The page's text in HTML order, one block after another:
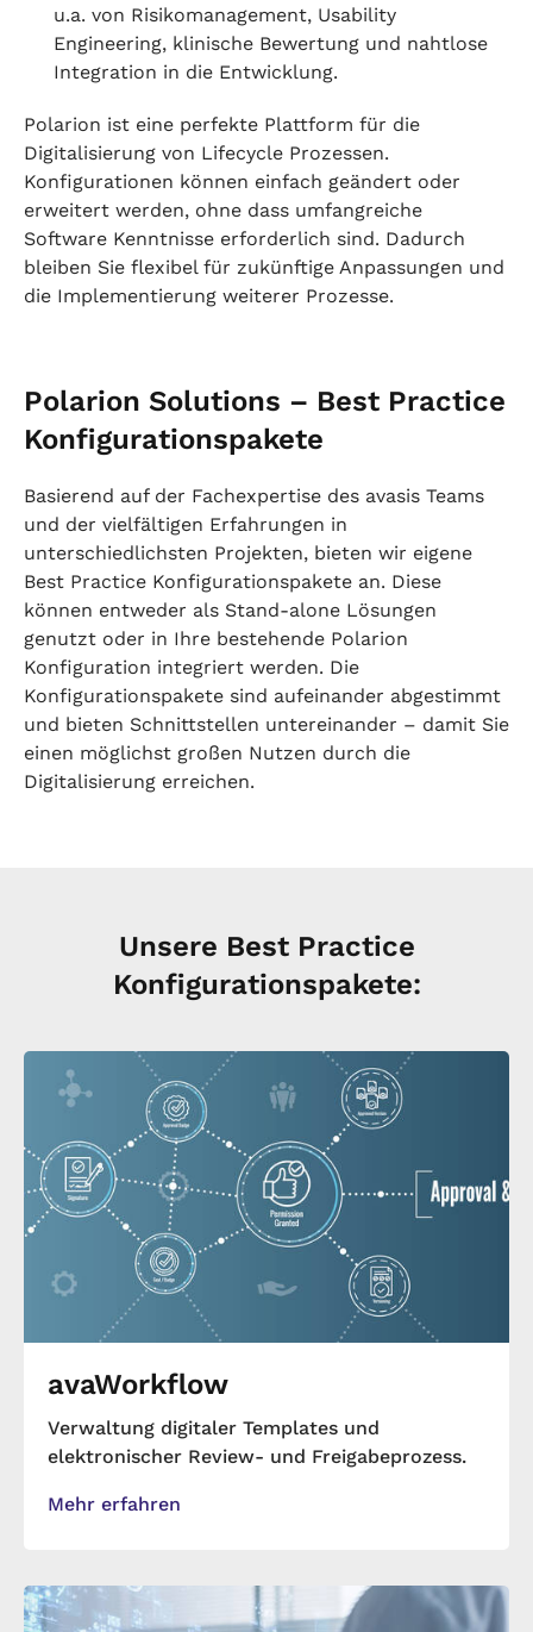
u.a. von Risikomanagement, Usability
Engineering, klinische Bewertung und nahtlose
Integration in die Entwicklung.
Polarion ist eine perfekte Plattform für die
Digitalisierung von Lifecycle Prozessen.
Konfigurationen können einfach geändert oder
erweitert werden, ohne dass umfangreiche
Software Kenntnisse erforderlich sind. Dadurch
bleiben Sie flexibel für zukünftige Anpassungen und
die Implementierung weiterer Prozesse.
Polarion Solutions – Best Practice
Konfigurationspakete
Basierend auf der Fachexpertise des avasis Teams
und der vielfältigen Erfahrungen in
unterschiedlichsten Projekten, bieten wir eigene
Best Practice Konfigurationspakete an. Diese
können entweder als Stand-alone Lösungen
genutzt oder in Ihre bestehende Polarion
Konfiguration integriert werden. Die
Konfigurationspakete sind aufeinander abgestimmt
und bieten Schnittstellen untereinander – damit Sie
einen möglichst großen Nutzen durch die
Digitalisierung erreichen.
Unsere Best Practice
Konfigurationspakete:
avaWorkflow
Verwaltung digitaler Templates und
elektronischer Review- und Freigabeprozess.
Mehr erfahren